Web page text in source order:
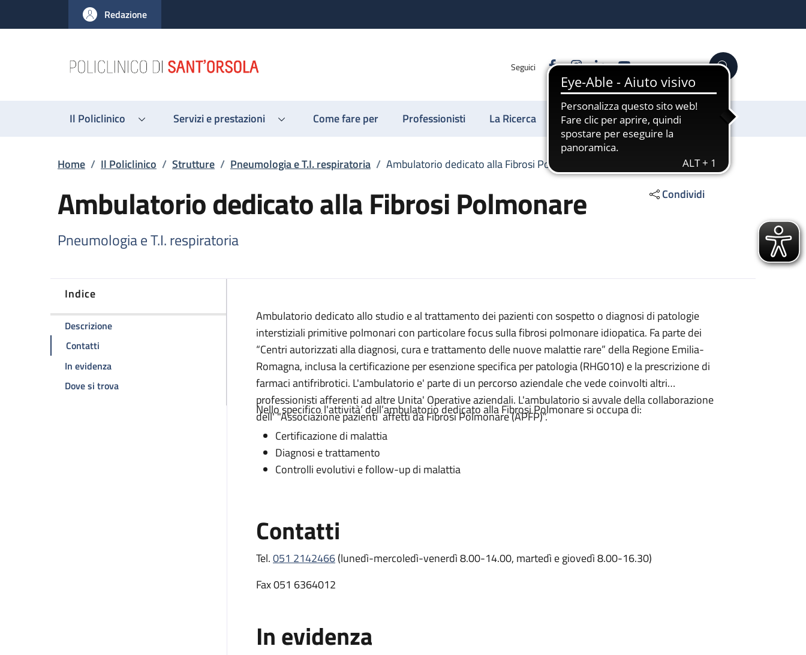
al contenuto principale
to footer content
Redazione
Seguici FacebookInstagram
LinkedinYouTube Cerca
Il Policlinico Servizi e prestazioni Come fare per Professionisti La Ricerca Sostienici
Briciole di pane
Home / Il Policlinico / Strutture / Pneumologia e T.I. respiratoria / Ambulatorio dedicato alla Fibrosi Polmonare
Ambulatorio dedicato alla Fibrosi Polmonare
Pneumologia e T.I. respiratoria
Condividi
Indice
Descrizionedella pagina Ambulatorio dedicato alla Fibrosi Polmonare
Contatti della pagina Ambulatorio dedicato alla Fibrosi Polmonare
In evidenzadella pagina Ambulatorio dedicato alla Fibrosi Polmonare
Dove si trovadella pagina Ambulatorio dedicato alla Fibrosi Polmonare
Descrizione
Ambulatorio dedicato allo studio e al trattamento dei pazienti con sospetto o diagnosi di patologie
interstiziali primitive polmonari con particolare focus sulla fibrosi polmonare idiopatica. Fa parte dei
“Centri autorizzati alla diagnosi, cura e trattamento delle nuove malattie rare” della Regione Emilia-
Romagna, inclusa la certificazione per esenzione specifica per patologia (RHG010) e la prescrizione di
farmaci antifribrotici. L'ambulatorio e' parte di un percorso aziendale che vede coinvolti altri
professionisti afferenti ad altre Unita' Operative aziendali. L'ambulatorio si avvale della collaborazione
dell' "Associazione pazienti affetti da Fibrosi Polmonare (APFP)”.
Nello specifico l'attività’ dell’ambulatorio dedicato alla Fibrosi Polmonare si occupa di:
Certificazione di malattia
Diagnosi e trattamento
Controlli evolutivi e follow-up di malattia
Contatti
Tel.051 2142466(lunedì-mercoledì-venerdì 8.00-14.00, martedì e giovedì 8.00-16.30)
Fax 051 6364012
In evidenza